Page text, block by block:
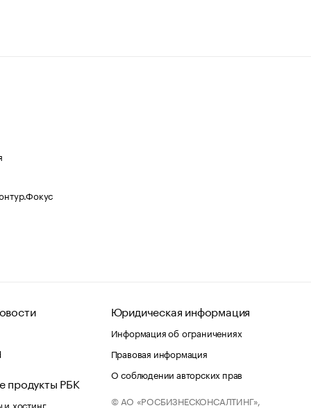
продукты РБК
хостинг
Юридическая информация
Информация об ограничениях
Правовая информация
О соблюдении авторских прав
© АО «РОСБИЗНЕСКОНСАЛТИНГ»,